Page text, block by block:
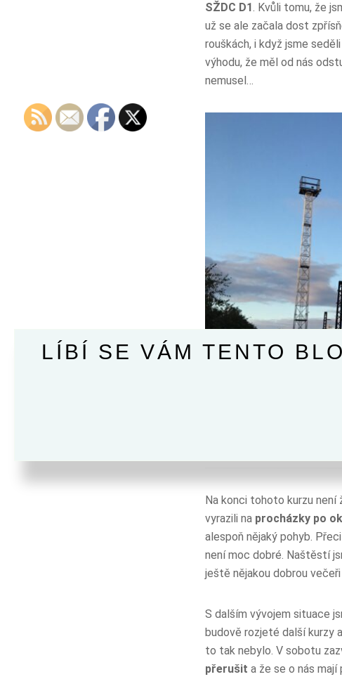
SŽDC D1. Kvůli tomu, že
už se ale začala dost
rouškách, i když jsme
výhodu, že měl od nás
nemusel…
Na konci tohoto kurzu není
vyrazili na procházky po
alespoň nějaký pohyb.
není moc dobré. Naštěstí
ještě nějakou dobrou večeři
S dalším vývojem situace
budově rozjeté další kurzy
to tak nebylo. V sobotu
přerušit a že se o nás mají
LÍBÍ SE VÁM TENTO